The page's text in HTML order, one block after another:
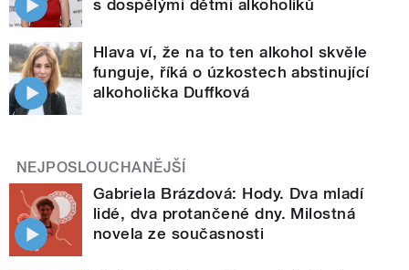
s dospělými dětmi alkoholiků
Hlava ví, že na to ten alkohol skvěle
funguje, říká o úzkostech abstinující
alkoholička Duffková
NEJPOSLOUCHANĚJŠÍ
Gabriela Brázdová: Hody. Dva mladí
lidé, dva protančené dny. Milostná
novela ze současnosti